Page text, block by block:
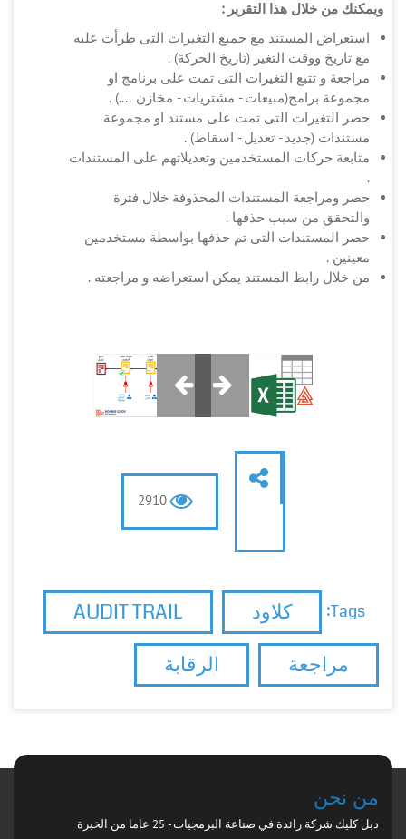
ويمكنك من خلال هذا التقرير :
استعراض المستند مع جميع التغيرات التى طرأت عليه
مع تاريخ ووقت التغير (تاريخ الحركة) .
مراجعة و تتبع التغيرات التى تمت على برنامج او
مجموعة برامج(مبيعات - مشتريات - مخازن ....) .
حصر التغيرات التى تمت على مستند او مجموعة
مستندات (جديد - تعديل - اسقاط) .
متابعة حركات المستخدمين وتعديلاتهم على المستندات
.
حصر ومراجعة المستندات المحذوفة خلال فترة
والتحقق من سبب حذفها .
حصر المستندات التى تم حذفها بواسطة مستخدمين
معينين .
من خلال رابط المستند يمكن استعراضه و مراجعته .
2910
Tags: كلاود
AUDIT TRAIL
مراجعة
الرقابة
من نحن
دبل كليك شركة رائدة في صناعة البرمجيات - 25 عاما من الخبرة